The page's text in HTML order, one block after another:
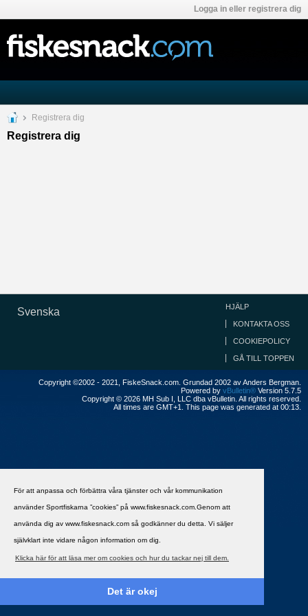
För att anpassa och förbättra våra tjänster och vår kommunikation
använder Sportfiskarna ”cookies” på www.fiskesnack.com.Genom att
använda dig av www.fiskesnack.com så godkänner du detta. Vi säljer
självklart inte vidare någon information om dig.
Klicka här för att läsa mer om cookies och hur du tackar nej till dem.
Det är okej
Logga in eller registrera dig
Registrera dig
Registrera dig
Svenska HJÄLP
KONTAKTA OSS
COOKIEPOLICY
GÅ TILL TOPPEN
Copyright ©2002 - 2021, FiskeSnack.com. Grundad 2002 av Anders Bergman.
Powered by vBulletin® Version 5.7.5
Copyright © 2026 MH Sub I, LLC dba vBulletin. All rights reserved.
All times are GMT+1. This page was generated at 00:13.